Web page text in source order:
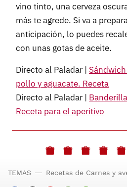
vino tinto, una cerveza
más te agrede. Si va a
anticipación, lo puedes
con unas gotas de aceite.
Directo al Paladar |
pollo y aguacate. Receta
Directo al Paladar |
Receta para el aperitivo
TEMAS Recetas de Carnes y